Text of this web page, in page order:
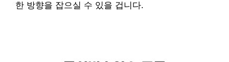
한 방향을 잡으실 수 있을 겁니다.